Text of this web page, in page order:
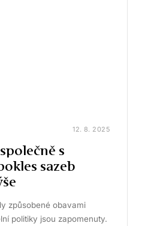
12. 8. 2025
s
sazeb
způsobené obavami
politiky jsou zapomenuty.